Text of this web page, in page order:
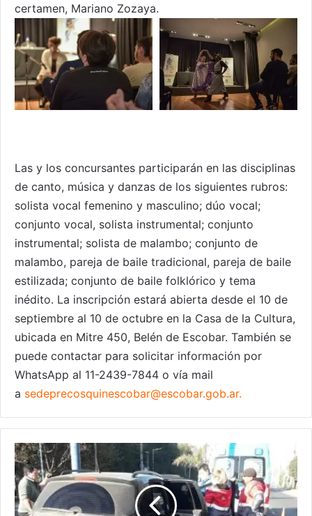
certamen, Mariano Zozaya.
Las y los concursantes participarán en las disciplinas
de canto, música y danzas de los siguientes rubros:
solista vocal femenino y masculino; dúo vocal;
conjunto vocal, solista instrumental; conjunto
instrumental; solista de malambo; conjunto de
malambo, pareja de baile tradicional, pareja de baile
estilizada; conjunto de baile folklórico y tema
inédito. La inscripción estará abierta desde el 10 de
septiembre al 10 de octubre en la Casa de la Cultura,
ubicada en Mitre 450, Belén de Escobar. También se
puede contactar para solicitar información por
WhatsApp al 11-2439-7844 o vía mail
a sedeprecosquinescobar@escobar.gob.ar.